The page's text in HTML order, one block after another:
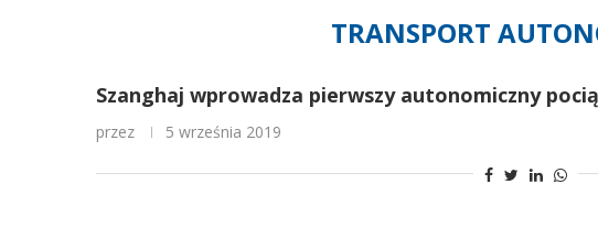
TRANSPORT
Szanghaj wprowadza pierwszy autonomiczny
przez 5 września 2019